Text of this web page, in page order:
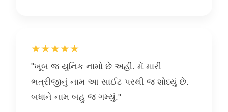
★★★★★
"ખૂબ જ યુનિક નામો છે અહીં. મેં મારી
ભત્રીજીનું નામ આ સાઈટ પરથી જ શોધ્યું છે.
બધાને નામ બહુ જ ગમ્યું."